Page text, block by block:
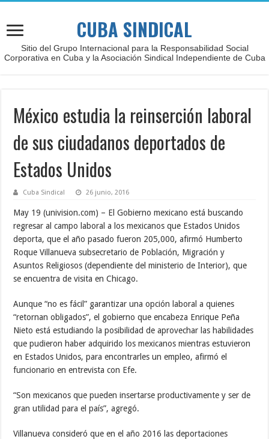
CUBA SINDICAL
Sitio del Grupo Internacional para la Responsabilidad Social
Corporativa en Cuba y la Asociación Sindical Independiente de Cuba
México estudia la reinserción laboral
de sus ciudadanos deportados de
Estados Unidos
Cuba Sindical 26 junio, 2016
May 19 (univision.com) – El Gobierno mexicano está buscando
regresar al campo laboral a los mexicanos que Estados Unidos
deporta, que el año pasado fueron 205,000, afirmó Humberto
Roque Villanueva subsecretario de Población, Migración y
Asuntos Religiosos (dependiente del ministerio de Interior), que
se encuentra de visita en Chicago.
Aunque “no es fácil” garantizar una opción laboral a quienes
“retornan obligados”, el gobierno que encabeza Enrique Peña
Nieto está estudiando la posibilidad de aprovechar las habilidades
que pudieron haber adquirido los mexicanos mientras estuvieron
en Estados Unidos, para encontrarles un empleo, afirmó el
funcionario en entrevista con Efe.
“Son mexicanos que pueden insertarse productivamente y ser de
gran utilidad para el país”, agregó.
Villanueva consideró que en el año 2016 las deportaciones